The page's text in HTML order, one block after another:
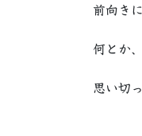
前向き
何とか
思い切